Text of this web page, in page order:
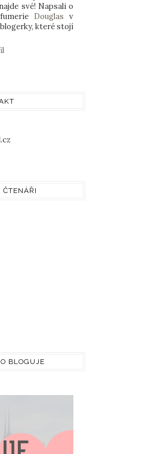
své! Napsali o
Douglas v
které stojí
ČTENÁŘI
BLOGUJE